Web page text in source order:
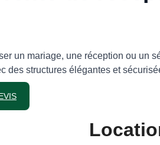
un mariage, une réception ou un
des structures élégantes et